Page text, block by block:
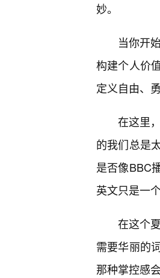
妙。
当你开
构建个人价
定义自由、
在这里
的我们总是
是否像BBC
英文只是一
在这个
需要华丽的
那种掌控感